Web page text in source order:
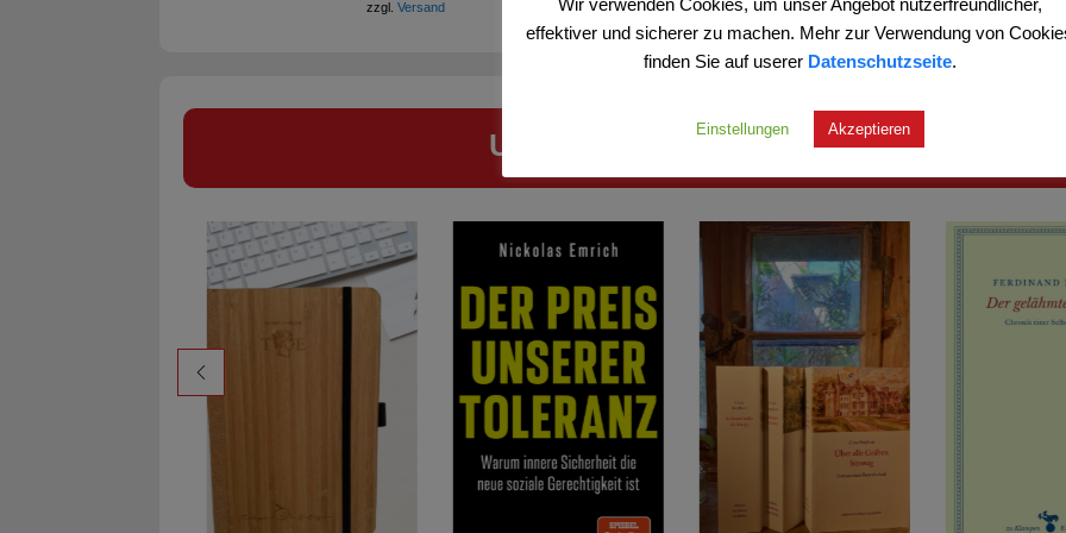
zzgl.Versand
zzgl.Versand
Unsere besonderen Empfehlungen für
effektiver und sicherer zu machen. Mehr zur Verwendung von
finden Sie auf userer Datenschutzseite.
Einstellungen Akzeptieren